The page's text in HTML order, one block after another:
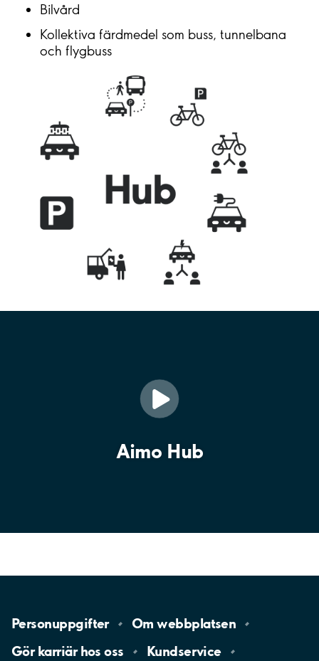
Bilvård
Kollektiva färdmedel som buss, tunnelbana
och flygbuss
Aimo Hub
Personuppgifter Omwebbplatsen
Gör karriär hososs Kundservice